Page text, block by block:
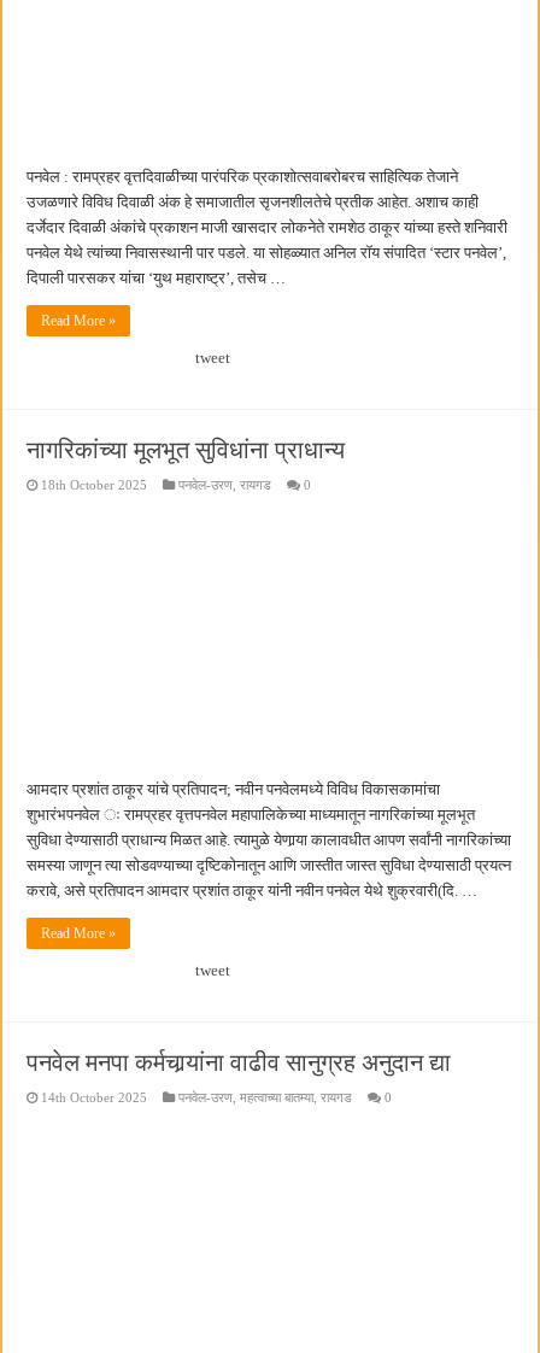
पनवेल : रामप्रहर वृत्तदिवाळीच्या पारंपरिक प्रकाशोत्सवाबरोबरच साहित्यिक तेजाने
उजळणारे विविध दिवाळी अंक हे समाजातील सृजनशीलतेचे प्रतीक आहेत. अशाच काही
दर्जेदार दिवाळी अंकांचे प्रकाशन माजी खासदार लोकनेते रामशेठ ठाकूर यांच्या हस्ते शनिवारी
पनवेल येथे त्यांच्या निवासस्थानी पार पडले. या सोहळ्यात अनिल रॉय संपादित ‘स्टार पनवेल’,
दिपाली पारसकर यांचा ‘युथ महाराष्ट्र’, तसेच …
Read More »
tweet
नागरिकांच्या मूलभूत सुविधांना प्राधान्य
18th October 2025 पनवेल-उरण ,रायगड 0
आमदार प्रशांत ठाकूर यांचे प्रतिपादन; नवीन पनवेलमध्ये विविध विकासकामांचा
शुभारंभपनवेल ः रामप्रहर वृत्तपनवेल महापालिकेच्या माध्यमातून नागरिकांच्या मूलभूत
सुविधा देण्यासाठी प्राधान्य मिळत आहे. त्यामुळे येणार्‍या कालावधीत आपण सर्वांनी नागरिकांच्या
समस्या जाणून त्या सोडवण्याच्या दृष्टिकोनातून आणि जास्तीत जास्त सुविधा देण्यासाठी प्रयत्न
करावे, असे प्रतिपादन आमदार प्रशांत ठाकूर यांनी नवीन पनवेल येथे शुक्रवारी(दि. …
Read More »
tweet
पनवेल मनपा कर्मचार्‍यांना वाढीव सानुग्रह अनुदान द्या
14th October 2025 पनवेल-उरण ,महत्वाच्या बातम्या,रायगड 0